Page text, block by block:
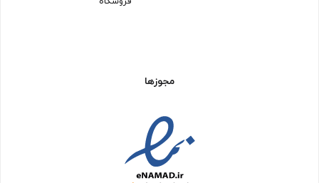
مجوزها